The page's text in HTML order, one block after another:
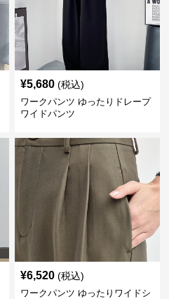
¥5,680 (税込)
ワークパンツ ゆったりドレープ
ワイドパンツ
¥6,520 (税込)
ワークパンツ ゆったりワイドシ